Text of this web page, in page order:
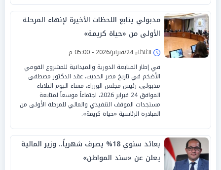
مدبولي يتابع اللحظات الأخيرة لإنهاء المرحلة
الأولى من «حياة كريمة»
الثلاثاء 24/فبراير/2026 - 05:00 م
في إطار المتابعة الدورية والميدانية للمشروع القومي
الأضخم في تاريخ مصر الحديث، عقد الدكتور مصطفى
مدبولي، رئيس مجلس الوزراء، مساء اليوم الثلاثاء
الموافق 24 فبراير 2026، اجتماعاً موسعاً لمتابعة
مستجدات الموقف التنفيذي والمالي للمرحلة الأولى من
المبادرة الرئاسية «حياة كريمة».
بعائد سنوي 18% يصرف شهرياً.. وزير المالية
يعلن عن «سند المواطن»